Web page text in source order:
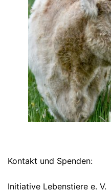
Kontakt und Spenden:
Initiative Lebenstiere e. V.